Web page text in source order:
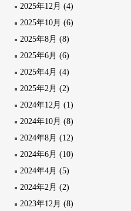
2025年12月 (4)
2025年10月 (6)
2025年8月 (8)
2025年6月 (6)
2025年4月 (4)
2025年2月 (2)
2024年12月 (1)
2024年10月 (8)
2024年8月 (12)
2024年6月 (10)
2024年4月 (5)
2024年2月 (2)
2023年12月 (8)